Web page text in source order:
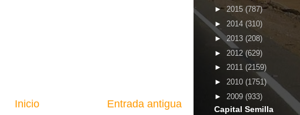
Entrada antigua
Inicio
► 2015 (787)
► 2014 (310)
►2013 (208)
► 2012 (629)
► 2011 (2159)
► 2010 (1751)
► 2009 (933)
Capital Semilla